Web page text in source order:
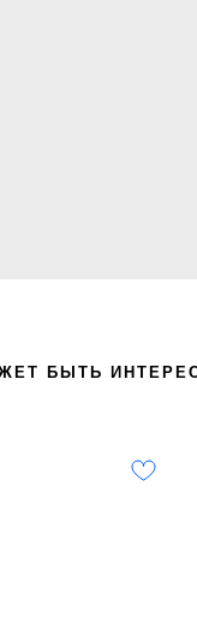
БЫТЬ